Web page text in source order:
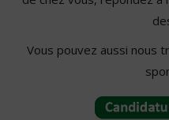
Vous pouvez aussi nous